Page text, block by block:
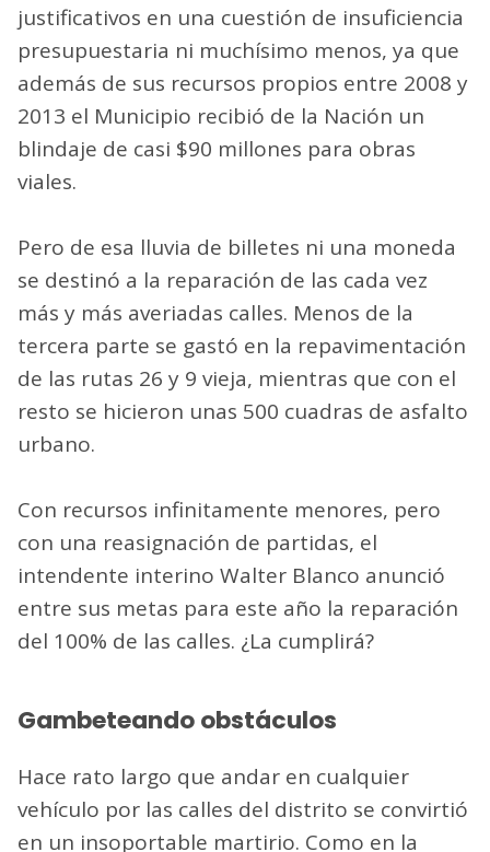
justificativos en una cuestión de insuficiencia
presupuestaria ni muchísimo menos, ya que
además de sus recursos propios entre 2008 y
2013 el Municipio recibió de la Nación un
blindaje de casi $90 millones para obras
viales.
Pero de esa lluvia de billetes ni una moneda
se destinó a la reparación de las cada vez
más y más averiadas calles. Menos de la
tercera parte se gastó en la repavimentación
de las rutas 26 y 9 vieja, mientras que con el
resto se hicieron unas 500 cuadras de asfalto
urbano.
Con recursos infinitamente menores, pero
con una reasignación de partidas, el
intendente interino Walter Blanco anunció
entre sus metas para este año la reparación
del 100% de las calles. ¿La cumplirá?
Gambeteando obstáculos
Hace rato largo que andar en cualquier
vehículo por las calles del distrito se convirtió
en un insoportable martirio. Como en la